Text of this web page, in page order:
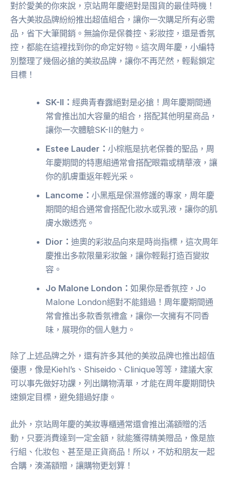
對於愛美的你來說，京站周年慶絕對是囤貨的最佳時機！
各大美妝品牌紛紛推出超值組合，讓你一次購足所有必需
品，省下大筆開銷。無論你是保養控、彩妝控，還是香氛
控，都能在這裡找到你的命定好物。這次周年慶，小編特
別整理了幾個必搶的美妝品牌，讓你不再茫然，輕鬆鎖定
目標！
SK-II：經典青春露絕對是必搶！周年慶期間通
常會推出加大容量的組合，搭配其他明星商品，
讓你一次體驗SK-II的魅力。
Estee Lauder：小棕瓶是抗老保養的聖品，周
年慶期間的特惠組通常會搭配眼霜或精華液，讓
你的肌膚重返年輕光采。
Lancome：小黑瓶是保濕修護的專家，周年慶
期間的組合通常會搭配化妝水或乳液，讓你的肌
膚水嫩透亮。
Dior：迪奧的彩妝品向來是時尚指標，這次周年
慶推出多款限量彩妝盤，讓你輕鬆打造百變妝
容。
Jo Malone London：如果你是香氛控，Jo
Malone London絕對不能錯過！周年慶期間通
常會推出多款香氛禮盒，讓你一次擁有不同香
味，展現你的個人魅力。
除了上述品牌之外，還有許多其他的美妝品牌也推出超值
優惠，像是Kiehl’s、Shiseido、Clinique等等，建議大家
可以事先做好功課，列出購物清單，才能在周年慶期間快
速鎖定目標，避免錯過好康。
此外，京站周年慶的美妝專櫃通常還會推出滿額贈的活
動，只要消費達到一定金額，就能獲得精美贈品，像是旅
行組、化妝包、甚至是正貨商品！所以，不妨和朋友一起
合購，湊滿額贈，讓購物更划算！